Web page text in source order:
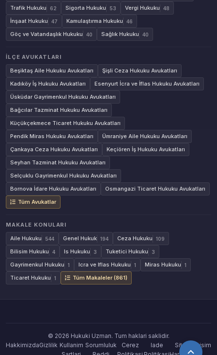
Trafik Hukuku 62 Sigorta Hukuku 53 Vergi Hukuku 48
İnşaat Hukuku 47 Kamulaştırma Hukuku 46
Göç ve Vatandaşlık Hukuku 40 Sağlık Hukuku 40
İLÇE AVUKATLARI
Beşiktaş Aile Hukuku Avukatları
Şişli Ceza Hukuku Avukatları
Kadıköy İş Hukuku Avukatları
Esenyurt İcra ve İflas Hukuku Avukatları
Üsküdar Gayrimenkul Hukuku Avukatları
Bağcılar Tazminat Hukuku Avukatları
Küçükçekmece Ticaret Hukuku Avukatları
Pendik Miras Hukuku Avukatları
Ümraniye Aile Hukuku Avukatları
Çankaya Ceza Hukuku Avukatları
Keçiören İş Hukuku Avukatları
Seyhan Tazminat Hukuku Avukatları
Selçuklu Gayrimenkul Hukuku Avukatları
Bornova İdare Hukuku Avukatları
Osmangazi Ticaret Hukuku Avukatları
Tüm Avukatlar
MAKALE KONULARI
Aile Hukuku
544 Genel Hukuk 194 Ceza Hukuku 109
Bilisim Hukuku 4 Is Hukuku 3 Tuketici Hukuku 3
Gayrimenkul Hukuku 1 Icra ve Iflas Hukuku 1 Miras Hukuku 1
Ticaret Hukuku 1 Tüm Makaleler (861)
© 2026 Hukuki Uzman. Tum haklari saklidir.
HakkimizdaGizlilik Kullanim Sorumluluk
Cerez
Iade
Site
Iletisim